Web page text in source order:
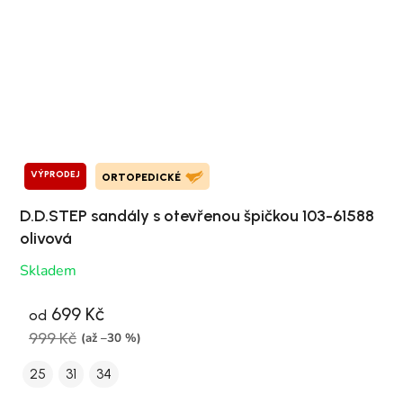
VÝPRODEJ ORTOPEDICKÉ
D.D.STEP sandály s otevřenou špičkou 103-61588
olivová
Skladem
od 699 Kč
999 Kč (až –30 %)
25 31 34